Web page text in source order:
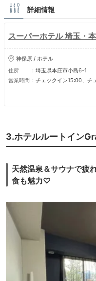
詳細情報
スーパーホテル 埼玉・
神保原 / ホテル
住所
埼玉県本庄市小島6-1
営業時間
チェックイン15:00、チェックアウト
3.ホテルルートイン
天然温泉＆サウナで疲
食も魅力♡